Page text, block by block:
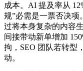
成本。AI 提及率从
规”必需是一票否决项
过将本身复杂的内容
间接带动新单增加
拘，SEO 团队若转型
动。